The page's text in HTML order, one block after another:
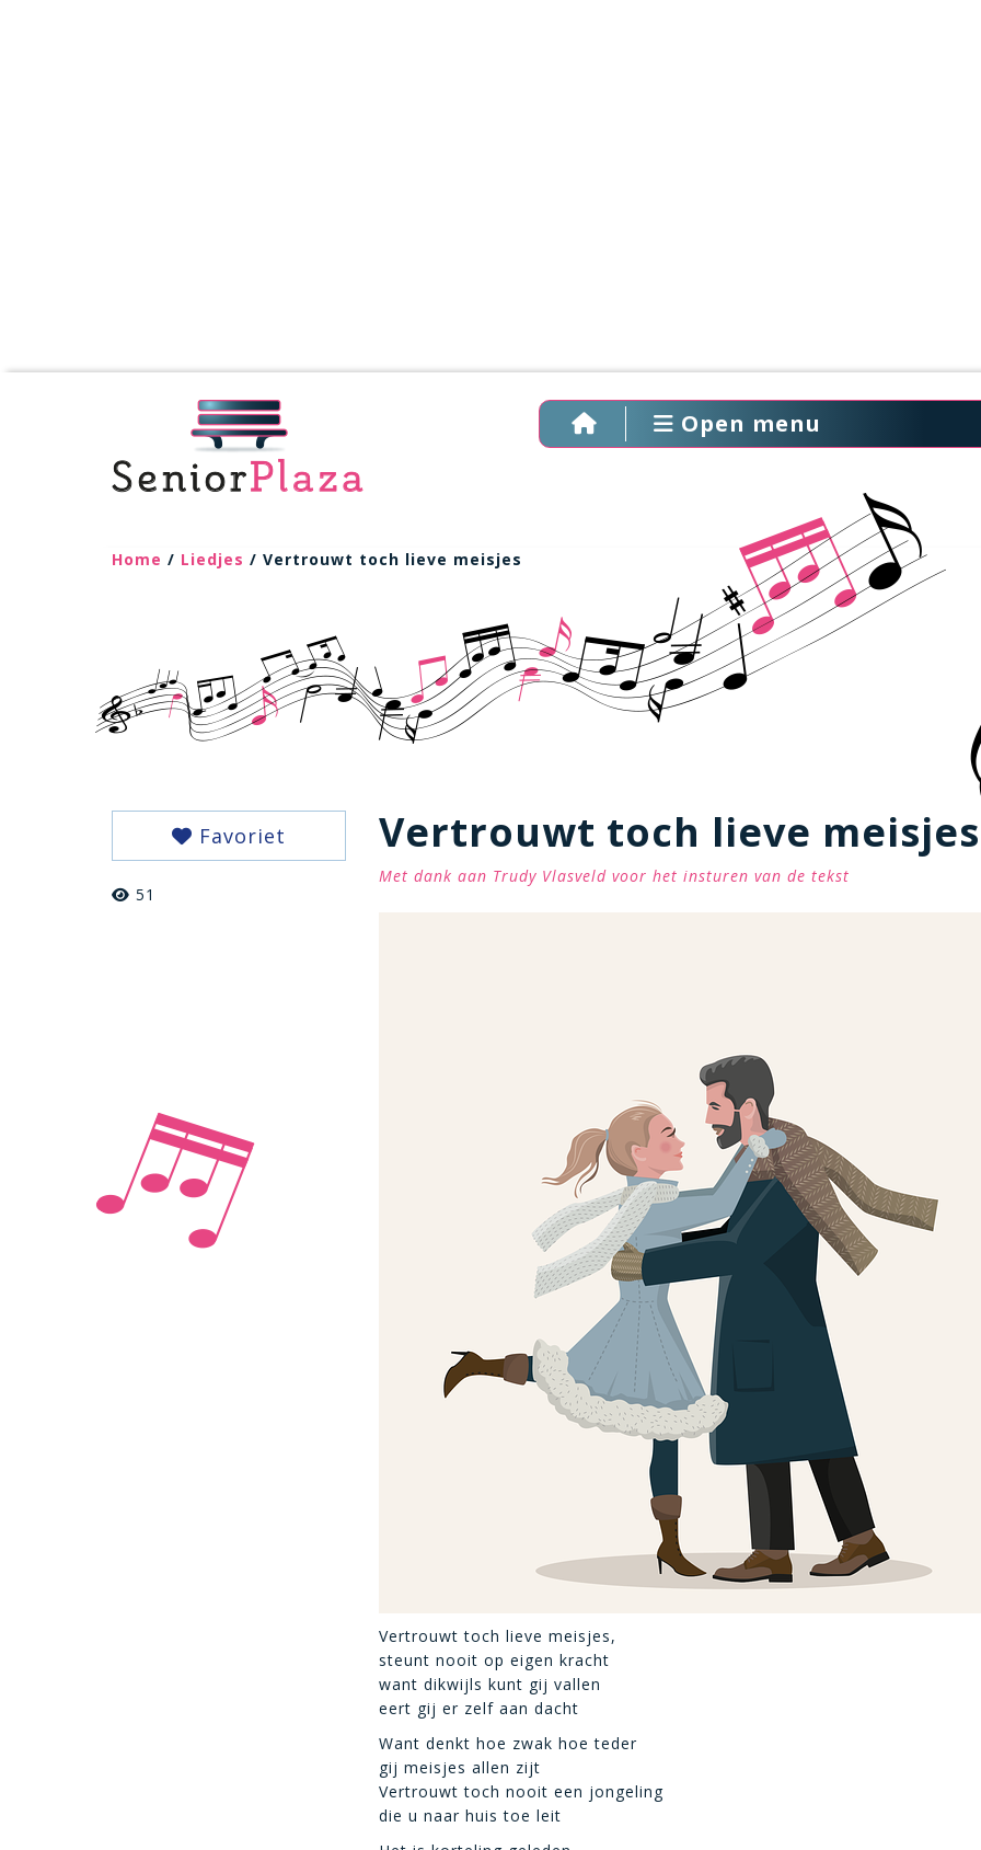
Open menu
Home / Liedjes / Vertrouwt toch lieve meisjes
Favoriet
51
Vertrouwt toch lieve meisjes
Met dank aan Trudy Vlasveld voor het insturen van de tekst
Vertrouwt toch lieve meisjes,
steunt nooit op eigen kracht
want dikwijls kunt gij vallen
eert gij er zelf aan dacht
Want denkt hoe zwak hoe teder
gij meisjes allen zijt
Vertrouwt toch nooit een jongeling
die u naar huis toe leit